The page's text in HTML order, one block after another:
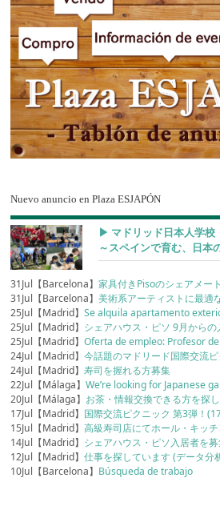
Nuevo anuncio en Plaza ESJAPÓN
▶︎ マドリッド日本人学校
～スペインで育む、日本
31Jul【Barcelona】家具付きPisoのシェアメー
31Jul【Barcelona】美術系アーティストに最適
25Jul【Madrid】Se alquila apartamento
25Jul【Madrid】 シェアハウス・ピソ 9月から
25Jul【Madrid】Oferta de empleo: Profesor
24Jul【Madrid】今話題のマドリード国際交流
24Jul【Madrid】寿司を握れる方募集
22Jul【Málaga】We’re looking for Japanese
20Jul【Málaga】 お茶・情報交換できる方を探
17Jul【Madrid】 国際交流ピクニック 第3弾！
15Jul【Madrid】高級寿司店にてホール・キッ
14Jul【Madrid】 シェアハウス・ピソ入居者を
12Jul【Madrid】仕事を探しています (データ分
10Jul【Barcelona】 Búsqueda de trabajo